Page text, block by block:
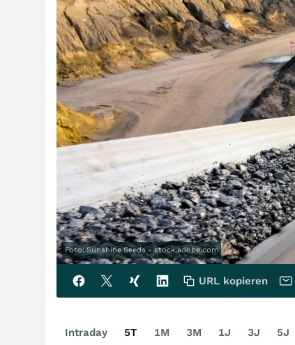
Foto: Sunshine Seeds - stock.adobe.com
URL kopieren
Intraday 5T 1M 3M 1J 3J 5J